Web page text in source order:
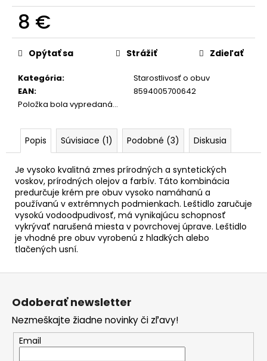
8 €
Jednotková
cena:
Kategória:
Starostlivosť o obuv
EAN:
8594005700642
Položka bola vypredaná…
Opýtať sa Strážiť Zdieľať
Popis Súvisiace (1) Podobné (3) Diskusia
Je vysoko kvalitná zmes prírodných a syntetických
voskov, prírodných olejov a farbív. Táto kombinácia
predurčuje krém pre obuv vysoko namáhanú a
používanú v extrémnych podmienkach. Leštidlo zaručuje
vysokú vodoodpudivosť, má vynikajúcu schopnosť
vykrývať narušená miesta v povrchovej úprave. Leštidlo
je vhodné pre obuv vyrobenú z hladkých alebo
tlačených usní.
O
d
p
ú
č
m
Z
Odoberať newsletter
Nezmeškajte žiadne novinky či zľavy!
Email